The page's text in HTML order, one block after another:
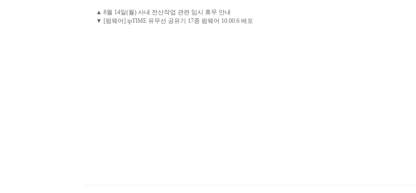
▲ 8월 14일(월) 사내 전산작업 관련 임시 휴무 안내
▼ [펌웨어] ipTIME 유무선 공유기 17종 펌웨어 10.00.6 배포